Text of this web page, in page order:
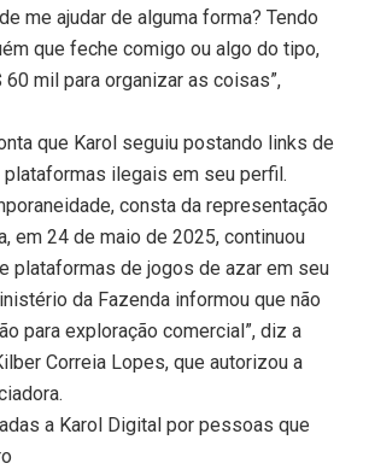
me ajudar de alguma forma? Tendo
que feche comigo ou algo do tipo,
mil para organizar as coisas”,
que Karol seguiu postando links de
ilegais em seu perfil.
consta da representação
em 24 de maio de 2025, continuou
plataformas de jogos de azar em seu
da Fazenda informou que não
para exploração comercial”, diz a
Correia Lopes, que autorizou a
a Karol Digital por pessoas que